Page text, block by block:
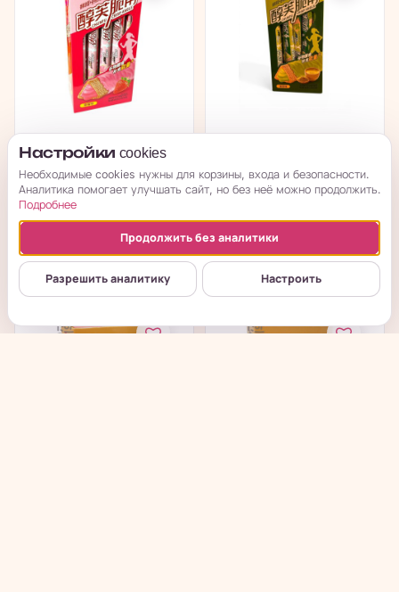
Chunfu Crisp Angle
Cakes - Хрустящее
злаковое...
в наличии
от 480₽
→
злаковое...
от 480₽
Настройки cookies
Необходимые cookies нужны для корзины, входа и безопасности.
Аналитика помогает улучшать сайт, но без неё можно продолжить.
Подробнее
Продолжить без аналитики
Разрешить аналитику Настроить